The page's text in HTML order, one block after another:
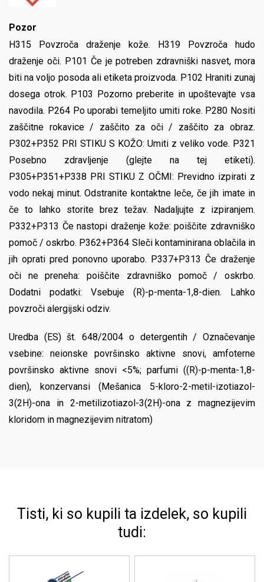
Pozor
H315 Povzroča draženje kože. H319 Povzroča hudo
draženje oči. P101 Če je potreben zdravniški nasvet, mora
biti na voljo posoda ali etiketa proizvoda. P102 Hraniti zunaj
dosega otrok. P103 Pozorno preberite in upoštevajte vsa
navodila. P264 Po uporabi temeljito umiti roke. P280 Nositi
zaščitne rokavice / zaščito za oči / zaščito za obraz.
P302+P352 PRI STIKU S KOŽO: Umiti z veliko vode. P321
Posebno zdravljenje (glejte na tej etiketi).
P305+P351+P338 PRI STIKU Z OČMI: Previdno izpirati z
vodo nekaj minut. Odstranite kontaktne leče, če jih imate in
če to lahko storite brez težav. Nadaljujte z izpiranjem.
P332+P313 Če nastopi draženje kože: poiščite zdravniško
pomoč / oskrbo. P362+P364 Sleči kontaminirana oblačila in
jih oprati pred ponovno uporabo. P337+P313 Če draženje
oči ne preneha: poiščite zdravniško pomoč / oskrbo.
Dodatni podatki: Vsebuje (R)-p-menta-1,8-dien. Lahko
povzroči alergijski odziv.
Uredba (ES) št. 648/2004 o detergentih / Označevanje
vsebine: neionske površinsko aktivne snovi, amfoterne
površinsko aktivne snovi <5%; parfumi ((R)-p-menta-1,8-
dien), konzervansi (Mešanica 5-kloro-2-metil-izotiazol-
3(2H)-ona in 2-metilizotiazol-3(2H)-ona z magnezijevim
kloridom in magnezijevim nitratom)
Tisti, ki so kupili ta izdelek, so kupili
tudi: